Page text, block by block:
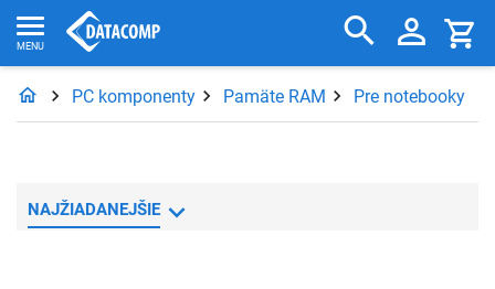
PC komponenty Pamäte RAM Pre notebooky
NAJŽIADANEJŠIE